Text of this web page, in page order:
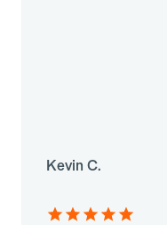
Kevin C.